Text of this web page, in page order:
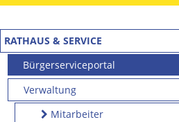
RATHAUS & SERVICE
Bürgerserviceportal
Verwaltung
Mitarbeiter